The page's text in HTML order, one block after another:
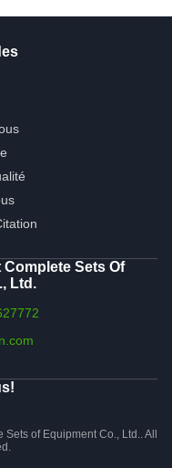
Sets Of
Ltd.
of Equipment Co., Ltd.. All